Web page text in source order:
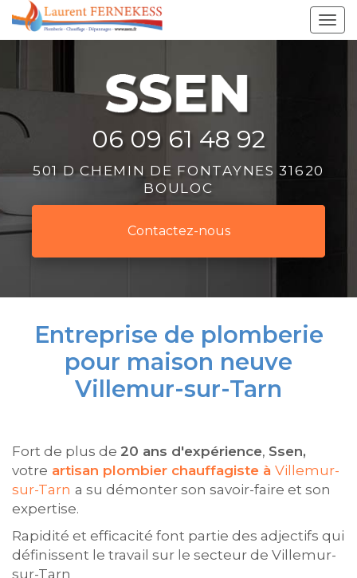
Aller
au
06 09 61 48 92
501 D CHEMIN DE FONTAYNES 31620
BOULOC
Contactez-nous
Entreprise de plomberie
pour maison neuve
Villemur-sur-Tarn
Fort de plus de 20 ans d'expérience, Ssen,
votre artisan plombier chauffagiste à Villemur-
sur-Tarn a su démonter son savoir-faire et son
expertise.
Rapidité et efficacité font partie des adjectifs qui
définissent le travail sur le secteur de Villemur-
sur-Tarn